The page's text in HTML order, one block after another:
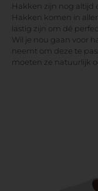
Hakken zijn nog altijd
Hakken komen in
lastig zijn om dé
Wil je nou gaan voor
neemt om deze te
moeten ze natuurlijk